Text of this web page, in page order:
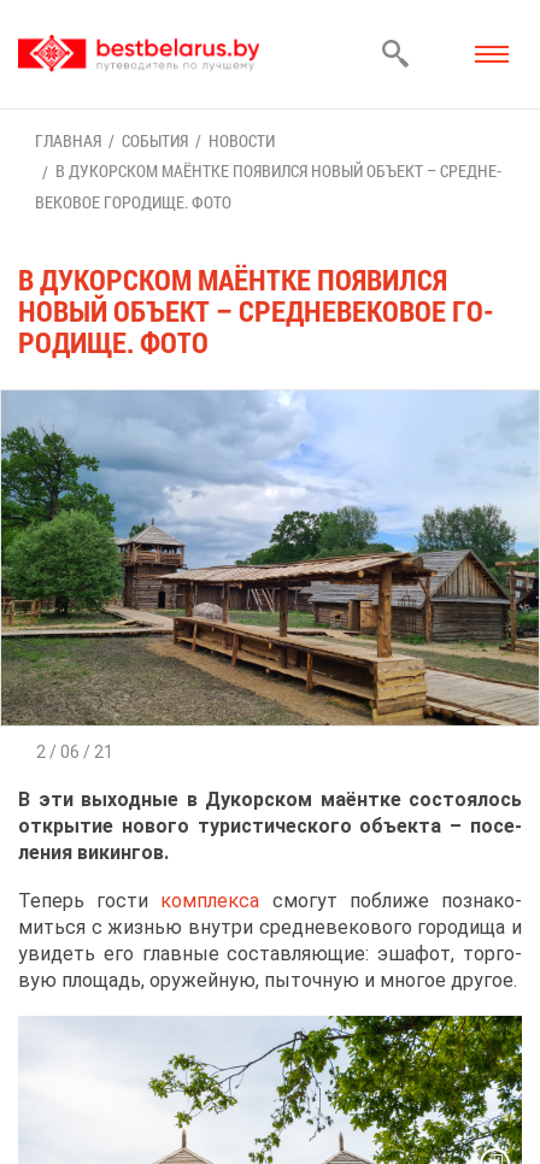
ГЛАВ­НАЯ СО­БЫ­ТИЯ
НО­ВО­СТИ
В ДУ­КОР­СКОМ МА­ЁНТ­КЕ ПО­ЯВИЛ­СЯ НО­ВЫЙ ОБЪ­ЕКТ – СРЕД­НЕ­
ВЕ­КО­ВОЕ ГО­РО­ДИ­ЩЕ. ФО­ТО
В ДУ­КОР­СКОМ МА­ЁНТ­КЕ ПО­ЯВИЛ­СЯ
НО­ВЫЙ ОБЪ­ЕКТ – СРЕД­НЕ­ВЕ­КО­ВОЕ ГО­
РО­ДИ­ЩЕ. ФО­ТО
2 / 06 / 21
В эти вы­ход­ные в Ду­кор­ском ма­ёнт­ке со­сто­я­лось
от­кры­тие но­во­го ту­ри­сти­че­ско­го объ­ек­та – по­се­
ле­ния ви­кин­гов.
Те­перь го­сти ком­плек­са смо­гут по­бли­же по­зна­ко­
мить­ся с жиз­нью внут­ри сред­не­ве­ко­во­го го­ро­ди­ща и
уви­деть его глав­ные со­став­ля­ю­щие: эша­фот, тор­го­
вую пло­щадь, ору­жей­ную, пы­точ­ную и мно­гое дру­гое.